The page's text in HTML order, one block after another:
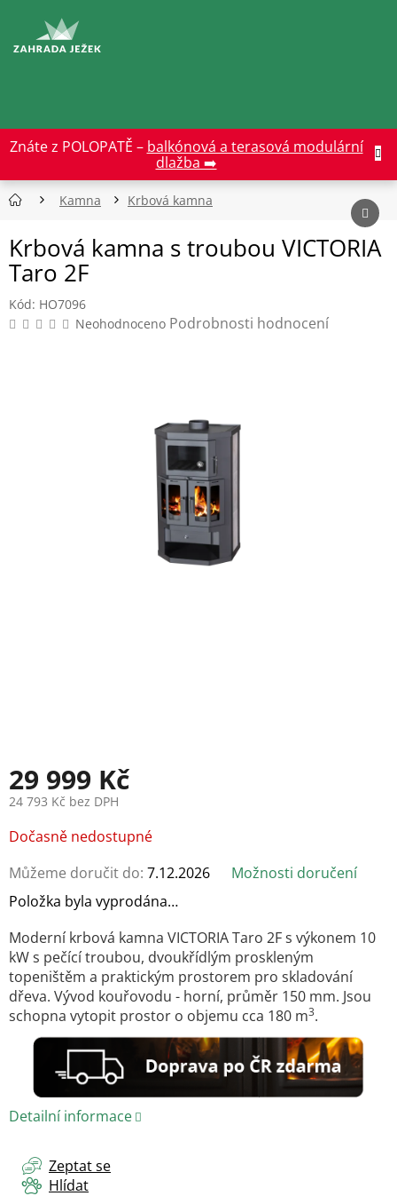
obsah
Znáte z POLOPATĚ – balkónová a terasová modulární
dlažba ➡️
Kamna Krbová kamna
Krbová kamna s troubou VICTORIA
Taro 2F
Kód: HO7096
Průměrné
hodnocení
Neohodnoceno Podrobnosti hodnocení
29 999 Kč
24 793 Kč bez DPH
Měrná
cena:
Dočasně nedostupné
Můžeme doručit do: 7.12.2026
Možnosti doručení
Položka byla vyprodána…
Moderní krbová kamna VICTORIA Taro 2F s výkonem 10
kW s pečící troubou, dvoukřídlým proskleným
topeništěm a praktickým prostorem pro skladování
dřeva. Vývod kouřovodu - horní, průměr 150 mm. Jsou
schopna vytopit prostor o objemu cca 180 m3.
Detailní informace
Zeptat se
Hlídat